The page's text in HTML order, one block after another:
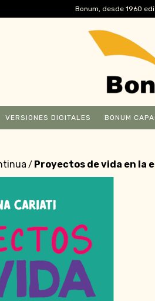
Bonum, desde 1960
VERSIONES DIGITALES BONUM
/ Proyectos de vida en la